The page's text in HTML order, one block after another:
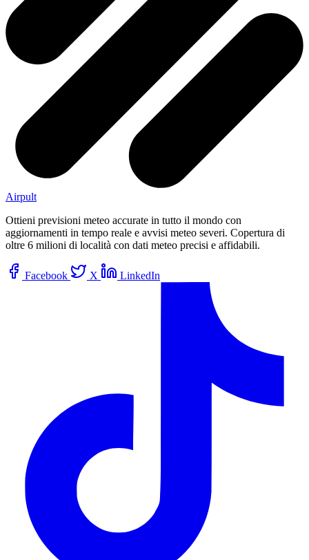
Airpult
Ottieni previsioni meteo accurate in tutto il mondo con
aggiornamenti in tempo reale e avvisi meteo severi. Copertura di
oltre 6 milioni di località con dati meteo precisi e affidabili.
Facebook X LinkedIn